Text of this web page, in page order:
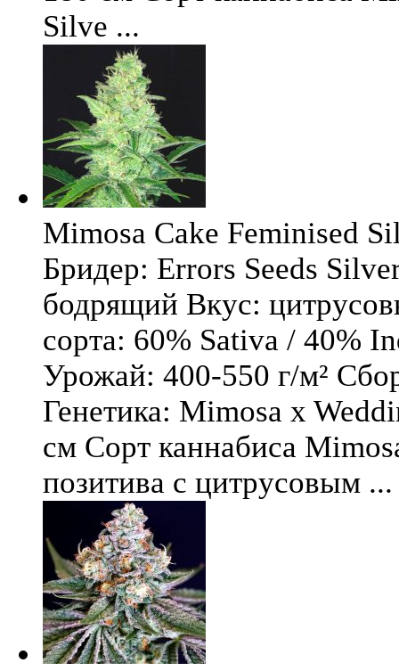
Silve ...
Mimosa Cake Feminised
Бридер: Errors Seeds
бодрящий Вкус:
сорта: 60% Sativa / 40%
Урожай: 400-550 г/м²
Генетика: Mimosa x
см Сорт каннабиса
позитива с цитрусовым ...